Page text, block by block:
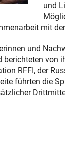
und
mit
und
berichteten von
RFFI, der
führten die